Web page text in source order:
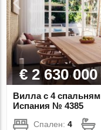
€ 2 630 000
Вилла с 4
Испания № 4385
Спален:4